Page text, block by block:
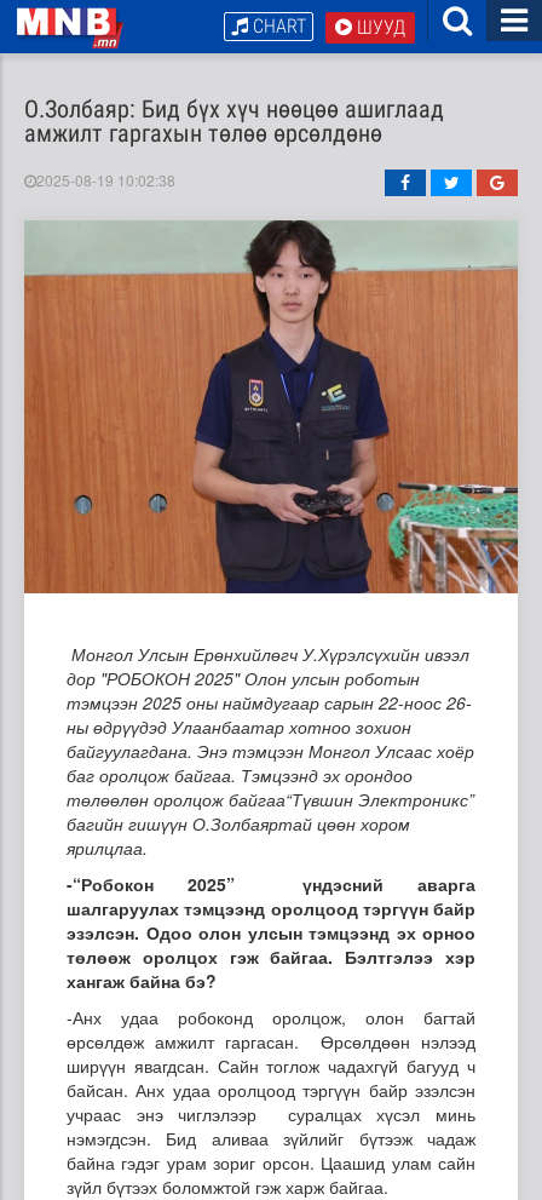
ШУУД
CHART
О.Золбаяр: Бид бүх хүч нөөцөө ашиглаад
амжилт гаргахын төлөө өрсөлдөнө
2025-08-19 10:02:38
Монгол Улсын Ерөнхийлөгч У.Хүрэлсүхийн ивээл
дор "РОБОКОН 2025" Олон улсын роботын
тэмцээн 2025 оны наймдугаар сарын 22-ноос 26-
ны өдрүүдэд Улаанбаатар хотноо зохион
байгуулагдана. Энэ тэмцээн Монгол Улсаас хоёр
баг оролцож байгаа. Тэмцээнд эх орондоо
төлөөлөн оролцож байгаа“Түвшин Электроникс”
багийн гишүүн О.Золбаяртай цөөн хором
ярилцлаа.
-“Робокон 2025” үндэсний аварга
шалгаруулах тэмцээнд оролцоод тэргүүн байр
эзэлсэн. Одоо олон улсын тэмцээнд эх орноо
төлөөж оролцох гэж байгаа. Бэлтгэлээ хэр
хангаж байна бэ?
-Анх удаа робоконд оролцож, олон багтай
өрсөлдөж амжилт гаргасан. Өрсөлдөөн нэлээд
ширүүн явагдсан. Сайн тоглож чадахгүй багууд ч
байсан. Анх удаа оролцоод тэргүүн байр эзэлсэн
учраас энэ чиглэлээр суралцах хүсэл минь
нэмэгдсэн. Бид аливаа зүйлийг бүтээж чадаж
байна гэдэг урам зориг орсон. Цаашид улам сайн
зүйл бүтээх боломжтой гэж харж байгаа.